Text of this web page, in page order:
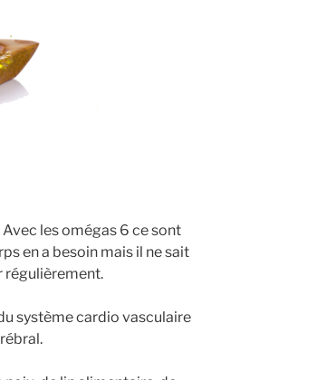
les omégas 6 ce sont
en a besoin mais il ne sait
régulièrement.
système cardio vasculaire